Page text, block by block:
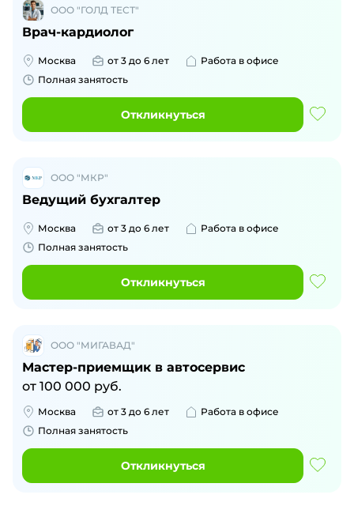
ООО "ГОЛД ТЕСТ"
Врач-кардиолог
Москва от 3 до 6 лет
Работа в офисе
Полная занятость
Откликнуться
ООО "МКР"
Ведущий бухгалтер
Москва от 3 до 6 лет
Работа в офисе
Полная занятость
Откликнуться
ООО "МИГАВАД"
Мастер-приемщик в автосервис
от 100 000 руб.
Москва от 3 до 6 лет
Работа в офисе
Полная занятость
Откликнуться